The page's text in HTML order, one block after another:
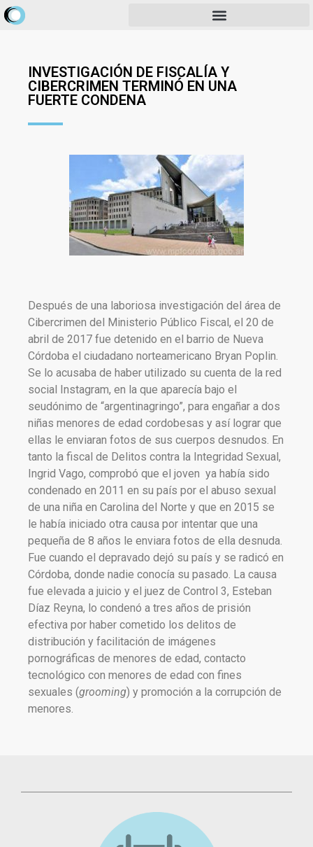
INVESTIGACIÓN DE FISCALÍA Y
CIBERCRIMEN TERMINÓ EN UNA
FUERTE CONDENA
Después de una laboriosa investigación del área de
Cibercrimen del Ministerio Público Fiscal, el 20 de
abril de 2017 fue detenido en el barrio de Nueva
Córdoba el ciudadano norteamericano Bryan Poplin.
Se lo acusaba de haber utilizado su cuenta de la red
social Instagram, en la que aparecía bajo el
seudónimo de “argentinagringo”, para engañar a dos
niñas menores de edad cordobesas y así lograr que
ellas le enviaran fotos de sus cuerpos desnudos. En
tanto la fiscal de Delitos contra la Integridad Sexual,
Ingrid Vago, comprobó que el joven ya había sido
condenado en 2011 en su país por el abuso sexual
de una niña en Carolina del Norte y que en 2015 se
le había iniciado otra causa por intentar que una
pequeña de 8 años le enviara fotos de ella desnuda.
Fue cuando el depravado dejó su país y se radicó en
Córdoba, donde nadie conocía su pasado. La causa
fue elevada a juicio y el juez de Control 3, Esteban
Díaz Reyna, lo condenó a tres años de prisión
efectiva por haber cometido los delitos de
distribución y facilitación de imágenes
pornográficas de menores de edad, contacto
tecnológico con menores de edad con fines
sexuales (grooming) y promoción a la corrupción de
menores.